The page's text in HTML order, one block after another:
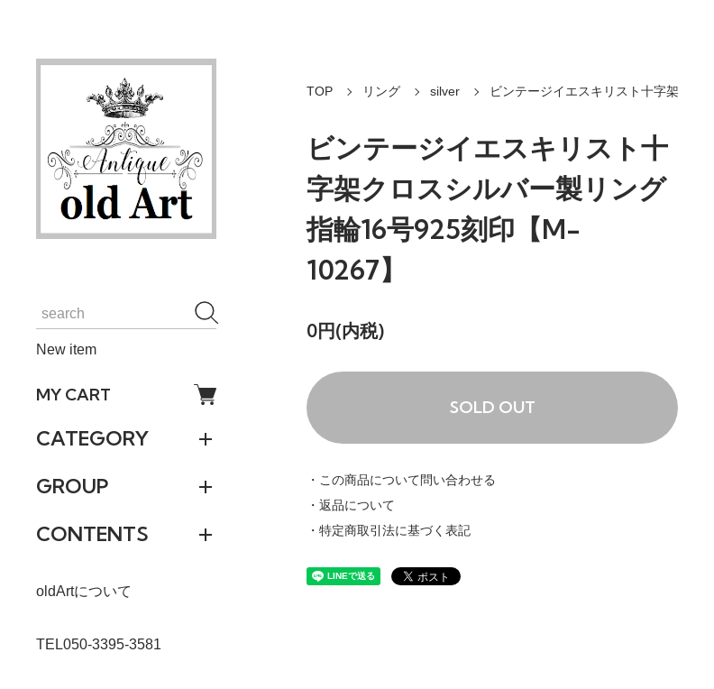
New item
MY CART
CATEGORY
GROUP
CONTENTS
oldArtについて
TEL050-3395-3581
TOP リング silver ビンテージイエスキリスト十字架
ビンテージイエスキリスト十
字架クロスシルバー製リング
指輪16号925刻印【M-
10267】
0円(内税)
SOLD OUT
・この商品について問い合わせる
・返品について
・特定商取引法に基づく表記